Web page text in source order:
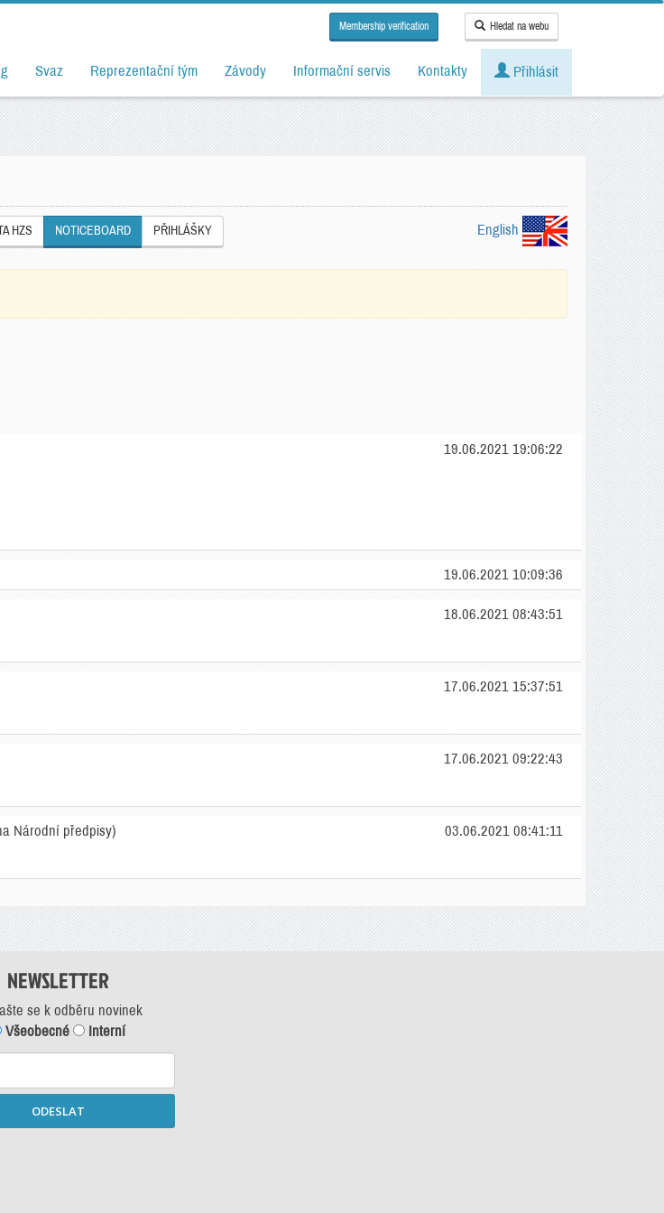
Membership verification Hledat na webu
Svaz Reprezentační tým Závody Informační servis Kontakty Přihlásit
HZS NOTICEBOARD PŘIHLÁŠKY English
19.06.2021 19:06:22
19.06.2021 10:09:36
18.06.2021 08:43:51
17.06.2021 15:37:51
17.06.2021 09:22:43
Národní předpisy) 03.06.2021 08:41:11
NEWSLETTER
se k odběru novinek
Všeobecné
Interní
ODESLAT